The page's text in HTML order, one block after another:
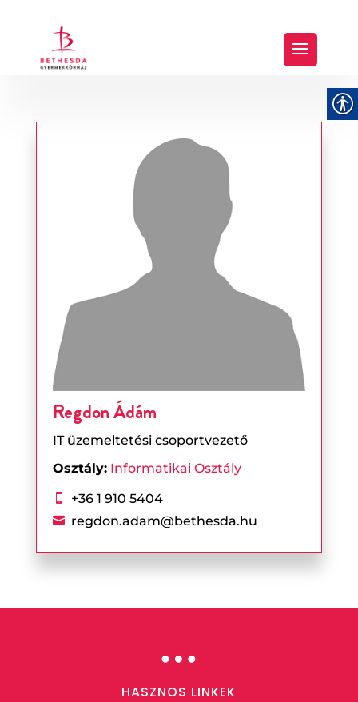
Regdon Ádám
IT üzemeltetési csoportvezető
Osztály: Informatikai Osztály
 +36 1 910 5404
 regdon.adam@bethesda.hu
…
HASZNOS LINKEK